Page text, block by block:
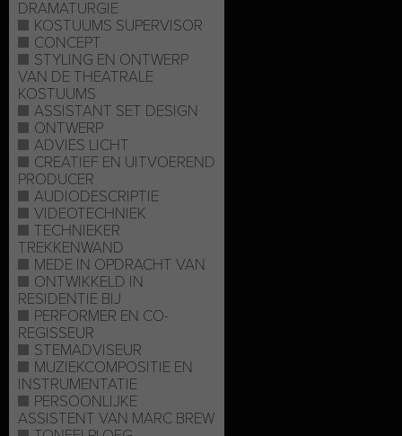
DRAMATURGIE
KOSTUUMS SUPERVISOR
CONCEPT
STYLING EN ONTWERP
VAN DE THEATRALE
KOSTUUMS
ASSISTANT SET DESIGN
ONTWERP
ADVIES LICHT
CREATIEF EN UITVOEREND
PRODUCER
AUDIODESCRIPTIE
VIDEOTECHNIEK
TECHNIEKER
TREKKENWAND
MEDE IN OPDRACHT VAN
ONTWIKKELD IN
RESIDENTIE BIJ
PERFORMER EN CO-
REGISSEUR
STEMADVISEUR
MUZIEKCOMPOSITIE EN
INSTRUMENTATIE
PERSOONLIJKE
ASSISTENT VAN MARC BREW